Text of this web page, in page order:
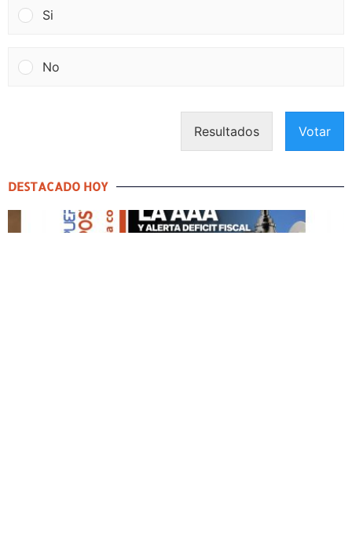
Si
No
Resultados Votar
DESTACADO HOY